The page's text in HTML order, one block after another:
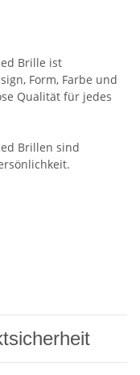
Brille ist
Form, Farbe und
Qualität für jedes
Brillen sind